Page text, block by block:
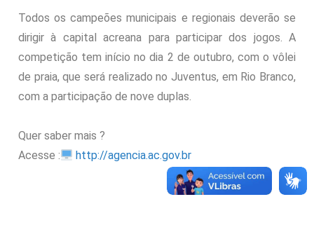
Todos os campeões municipais e regionais deverão se
dirigir à capital acreana para participar dos jogos. A
competição tem início no dia 2 de outubro, com o vôlei
de praia, que será realizado no Juventus, em Rio Branco,
com a participação de nove duplas.
Quer saber mais ?
Acesse :
http://agencia.ac.gov.br